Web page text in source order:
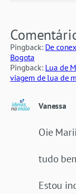
Pingback: De
Bogota
Pingback: Lua de
viagem de lua de
Vanessa
Oie
tudo
Estou